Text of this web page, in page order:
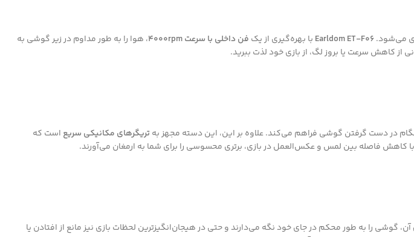
می‌شود.Earldom ET-F06 با بهره‌گیری از یک فن داخلی با سرعت 4000rpm
، هوا را به طور مداوم در زیر گوشی به
کاهش سرعت یا بروز لگ، از بازی خود لذت ببرید.
در دست گرفتن گوشی فراهم می‌کند. علاوه بر این، این دسته مجهز بهتریگرهای مکانیکی سریع است که
کاهش فاصله بین لمس و عکس‌العمل در بازی، برتری محسوسی را برای شما به ارمغان می‌آورند.
آن، گوشی را به طور محکم در جای خود نگه می‌دارند و حتی در هیجان‌انگیزترین لحظات بازی نیز مانع از افتادن یا